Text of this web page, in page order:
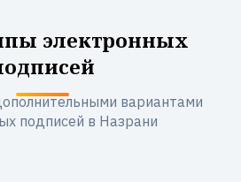
электронных
вариантами
подписей в Назрани